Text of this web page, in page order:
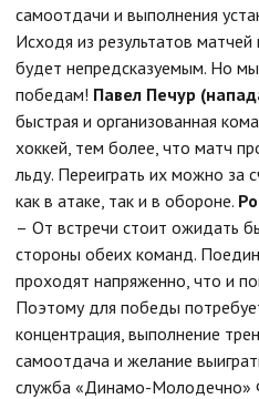
самоотдачи и выполнения
Исходя из результатов
будет непредсказуемым. Но
победам! Павел Печур
быстрая и организованная
хоккей, тем более, что матч
льду. Переиграть их можно за
как в атаке, так и в обороне.
– От встречи стоит ожидать
стороны обеих команд.
проходят напряженно, что и
Поэтому для победы
концентрация, выполнение
самоотдача и желание
служба «Динамо-Молодечно»